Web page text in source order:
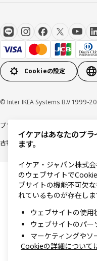
Cookieの設定
© Inter IKEA Systems B.V 1999-
プライバシーポリシー
古物営業法に基づく表記
イケアはあなたのプラ
ます。
イケア・ジャパン株式
のウェブサイトで
ブサイトの機能不可欠
れているものが存在しま
ウェブサイトの使用
ウェブサイトのパ
マーケティングやソ
Cookieの詳細について